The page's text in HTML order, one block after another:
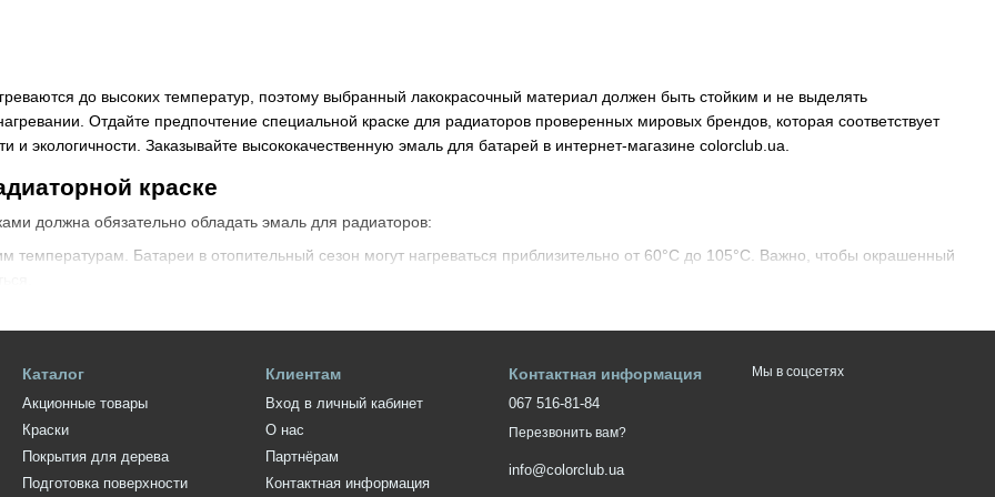
до высоких температур, поэтому выбранный лакокрасочный материал должен быть стойким и не выделять
Отдайте предпочтение специальной краске для радиаторов проверенных мировых брендов, которая соответствует
и экологичности. Заказывайте высококачественную эмаль для батарей в интернет-магазине colorclub.ua.
краске
должна обязательно обладать эмаль для радиаторов:
температурам. Батареи в отопительный сезон могут нагреваться приблизительно от 60°C до 105°C. Важно, чтобы окрашенный
появления ржавчины.
свойств. Важно, чтобы краска не поменяла цвет или не пожелтела со временем. Например, при воздействии тех же
для радиаторов отопления отличается термостойкостью, хорошей адгезией к металлам, содержит ингибиторы коррозии и
окружающих.
Каталог
Акционные товары
Краски
Покрытия для дерева
Подготовка поверхности
Клиентам
Вход в личный кабинет
О нас
Партнёрам
Контактная информация
Контактная информация
067 516-81-84
Перезвонить вам?
info@colorclub.ua
Мы в соцсетях